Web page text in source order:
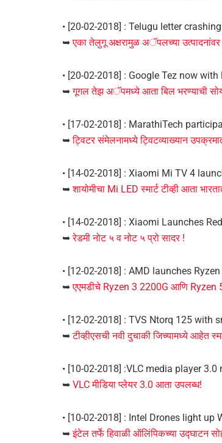
• [20-02-2018] : Telugu letter
➥एका तेलुगू अक्षरामुळ अॅपलच्या
• [20-02-2018] : Google Tez now
➥गूगल तेझ अॅपमध्ये आता बिल भरण्याची सोय!
• [17-02-2018] : MarathiTech
➥ट्विटर संमेलनामध्ये ट्विटव्याख्यान
• [14-02-2018] : Xiaomi Mi TV 4
➥शायोमीचा Mi LED स्मार्ट टीव्ही आता
• [14-02-2018] : Xiaomi Launches
➥रेडमी नोट ५ व नोट ५ प्रो सादर !
• [12-02-2018] : AMD launches
➥एएमडीचे Ryzen 3 2200G आणि
• [12-02-2018] : TVS Ntorq 125 with
➥टीव्हीएसची नवी दुचाकी जिच्यामध्ये आहेत
• [10-02-2018] :VLC media player
➥ VLC मीडिया प्लेयर 3.0 आता उपलब्ध!
• [10-02-2018] : Intel Drones light
➥इंटेल तर्फे हिवाळी ऑलिंपिकच्या उद्घाटन